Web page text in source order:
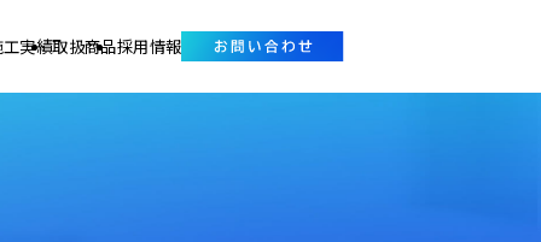
実績取扱商品採用情報